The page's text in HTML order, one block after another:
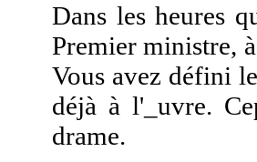
Dans les heures
Premier ministre,
Vous avez défini
déjà à l'_uvre.
drame.